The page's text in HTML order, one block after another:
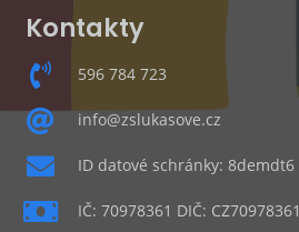
Kontakty
596 784 723
info@zslukasove.cz
ID datové schránky: 8demdt6
IČ: 70978361 DIČ: CZ70978361